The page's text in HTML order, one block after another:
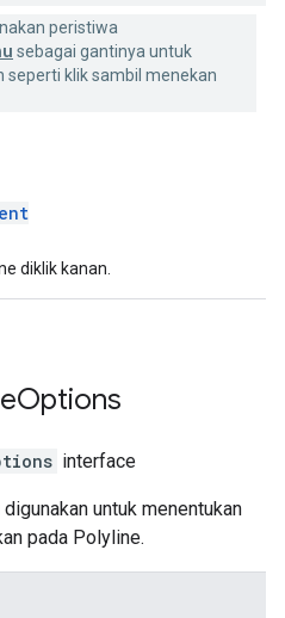
peristiwa
sebagai gantinya untuk
seperti klik sambil menekan
diklik kanan.
Options
interface
untuk menentukan
pada Polyline.